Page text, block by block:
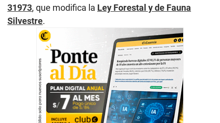
31973, que modifica la Ley Forestal y de Fauna
Silvestre.